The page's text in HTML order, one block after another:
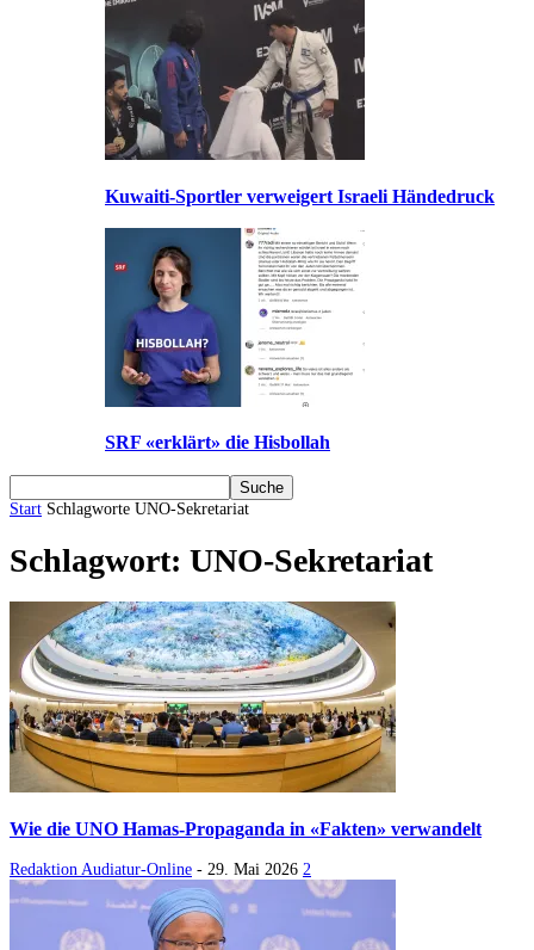
Kuwaiti-Sportler verweigert Israeli Händedruck
SRF «erklärt» die Hisbollah
Start Schlagworte UNO-Sekretariat
Schlagwort: UNO-Sekretariat
Wie die UNO Hamas-Propaganda in «Fakten» verwandelt
Redaktion Audiatur-Online - 29. Mai 2026 2